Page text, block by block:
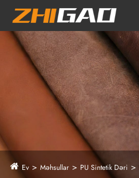
Ev Məhsullar PU Sintetik Dəri